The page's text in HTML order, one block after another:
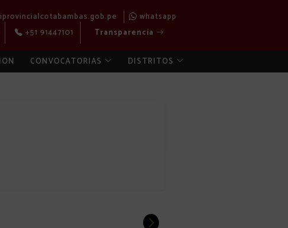
whatsapp
+51 91447101 Transparencia
CONVOCATORIAS DISTRITOS